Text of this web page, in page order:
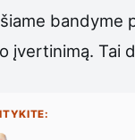
bandyme
įvertinimą. Tai